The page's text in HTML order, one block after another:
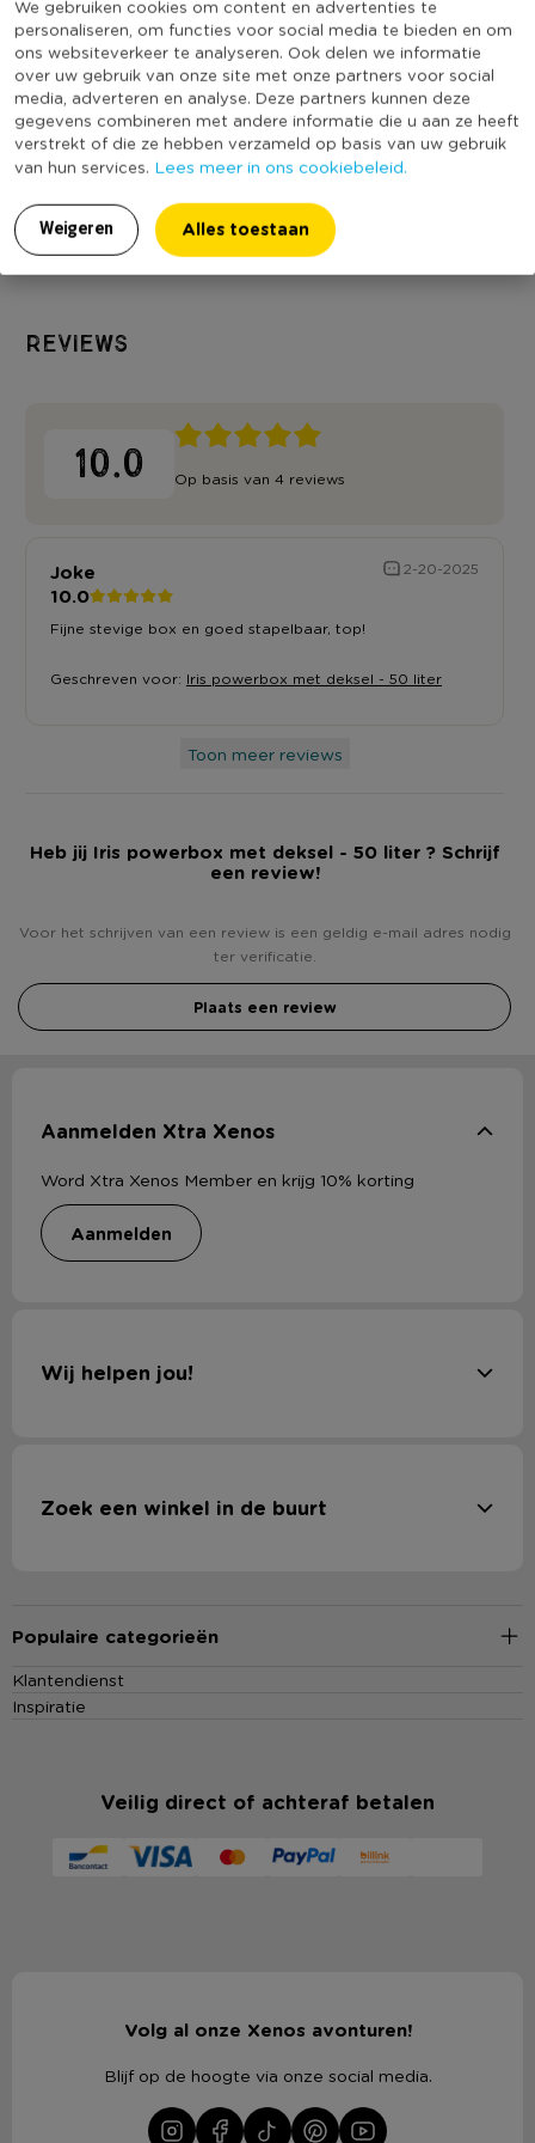
We gebruiken cookies om content en advertenties te
personaliseren, om functies voor social media te bieden en om
ons websiteverkeer te analyseren. Ook delen we informatie
over uw gebruik van onze site met onze partners voor social
media, adverteren en analyse. Deze partners kunnen deze
gegevens combineren met andere informatie die u aan ze heeft
verstrekt of die ze hebben verzameld op basis van uw gebruik
van hun services. Lees meer in ons cookiebeleid.
Weigeren Alles toestaan
Iris powerbox met
deksel - 68 liter
Niet online
20,99
Reviews
10.0 Op basis van 4 reviews
Joke 2-20-2025
10.0
Fijne stevige box en goed stapelbaar, top!
Geschreven voor: Iris powerbox met deksel - 50 liter
Toon meer reviews
Heb jij Iris powerbox met deksel - 50 liter ? Schrijf
een review!
Voor het schrijven van een review is een geldig e-mail adres nodig
ter verificatie.
Plaats een review
Aanmelden Xtra Xenos
Word Xtra Xenos Member en krijg 10% korting
aanmelden
Wij helpen jou!
Zoek een winkel in de buurt
Populaire categorieën
Klantendienst
Inspiratie
Veilig direct of achteraf betalen
Volg al onze Xenos avonturen!
Blijf op de hoogte via onze social media.